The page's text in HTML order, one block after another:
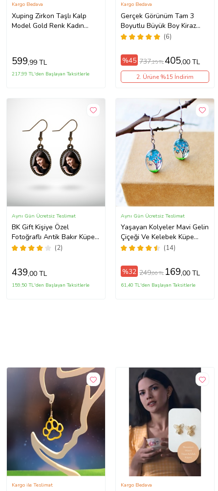
Xuping Zirkon Taşlı Kalp
Model Gold Renk Kadın
Kargo Bedava
599,99 TL
217,99 TL'den Başlayan Taksitlerle
Gerçek Görünüm Tam 3
Boyutlu Büyük Boy Kiraz
Küpe Çifti bck40 (Kırmızı)
(6)
Kargo Bedava
%45 737,25 TL405,00 TL
2. Ürüne %15 İndirim
BK Gift Kişiye Özel
Fotoğraflı Antik Bakır Küpe
Model 1
(2)
Aynı Gün Ücretsiz Teslimat
439,00 TL
159,50 TL'den Başlayan Taksitlerle
Yaşayan Kolyeler Mavi Gelin
Çiçeği Ve Kelebek Küpe
Yke1
(14)
Aynı Gün Ücretsiz Teslimat
%32 249,00 TL 169,00 TL
61,40 TL'den Başlayan Taksitlerle
Kargo ile Teslimat Kargo Bedava